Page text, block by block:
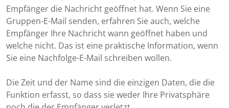
Empfänger die Nachricht geöffnet hat. Wenn Sie eine
Gruppen-E-Mail senden, erfahren Sie auch, welche
Empfänger Ihre Nachricht wann geöffnet haben und
welche nicht. Das ist eine praktische Information, wenn
Sie eine Nachfolge-E-Mail schreiben wollen.
Die Zeit und der Name sind die einzigen Daten, die die
Funktion erfasst, so dass sie weder Ihre Privatsphäre